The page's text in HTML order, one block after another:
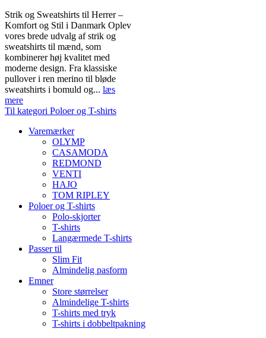
Strik og Sweatshirts til Herrer –
Komfort og Stil i Danmark Oplev
vores brede udvalg af strik og
sweatshirts til mænd, som
kombinerer høj kvalitet med
moderne design. Fra klassiske
pullover i ren merino til bløde
sweatshirts i bomuld og... læs
mere
Til kategori Poloer og T-shirts
Varemærker
OLYMP
CASAMODA
REDMOND
VENTI
HAJO
TOM RIPLEY
Poloer og T-shirts
Polo-skjorter
T-shirts
Langærmede T-shirts
Passer til
Slim Fit
Almindelig pasform
Emner
Store størrelser
Almindelige T-shirts
T-shirts med tryk
T-shirts i dobbeltpakning